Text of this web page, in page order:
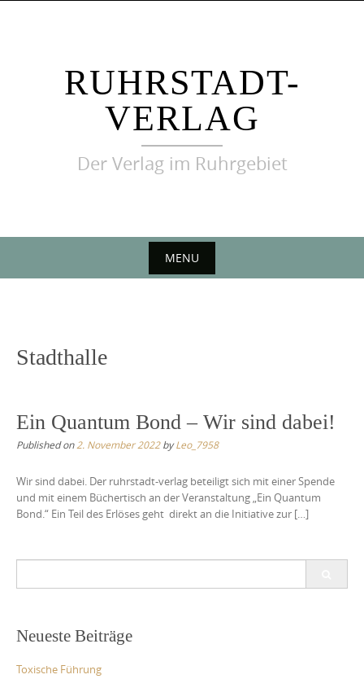
RUHRSTADT-
VERLAG
Der Verlag im Ruhrgebiet
MENU
Stadthalle
Ein Quantum Bond – Wir sind dabei!
Published on2. November 2022byLeo_7958
Wir sind dabei. Der ruhrstadt-verlag beteiligt sich mit einer Spende
und mit einem Büchertisch an der Veranstaltung „Ein Quantum
Bond.“ Ein Teil des Erlöses geht direkt an die Initiative zur […]
Neueste Beiträge
Toxische Führung